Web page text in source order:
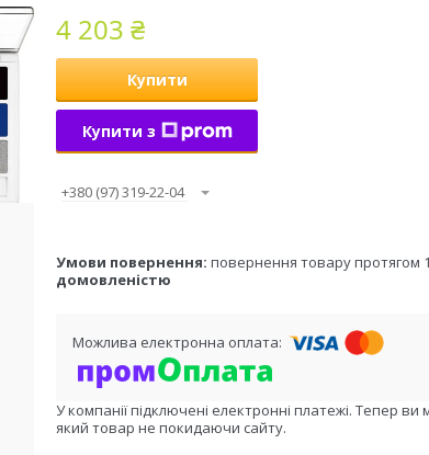
4 203 ₴
Купити
Купити з
+380 (97) 319-22-04
повернення товару протягом
домовленістю
У компанії підключені електронні платежі. Тепер
який товар не покидаючи сайту.